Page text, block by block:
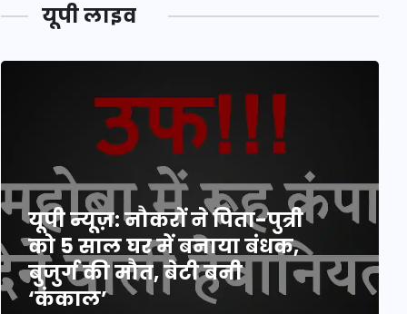
यूपी लाइव
यूपी न्यूज़: नौकरों ने पिता-पुत्री
को 5 साल घर में बनाया बंधक,
बुजुर्ग की मौत, बेटी बनी
‘कंकाल’